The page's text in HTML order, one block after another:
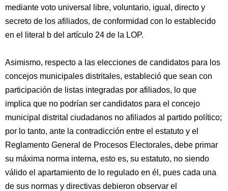
mediante voto universal libre, voluntario, igual, directo y
secreto de los afiliados, de conformidad con lo establecido
en el literal b del artículo 24 de la LOP.
Asimismo, respecto a las elecciones de candidatos para los
concejos municipales distritales, estableció que sean con
participación de listas integradas por afiliados, lo que
implica que no podrían ser candidatos para el concejo
municipal distrital ciudadanos no afiliados al partido político;
por lo tanto, ante la contradicción entre el estatuto y el
Reglamento General de Procesos Electorales, debe primar
su máxima norma interna, esto es, su estatuto, no siendo
válido el apartamiento de lo regulado en él, pues cada una
de sus normas y directivas debieron observar el